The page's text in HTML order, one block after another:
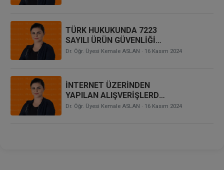
SORUMLULUĞU
TÜRK HUKUKUNDA 7223
SAYILI ÜRÜN GÜVENLİĞİ
VE TEKNİK
ÜRETİCİNİN
SORUMLULUKTAN
KURTULUŞ SEBEPLERİNİN
DEĞERLENDİRİLMESİ
Dr. Öğr. Üyesi Kemale ASLAN · 16 Kasım 2024
İNTERNET ÜZERİNDEN
YAPILAN ALIŞVERİŞLERDE
TÜKETİCİNİN KORUNMASI
Dr. Öğr. Üyesi Kemale ASLAN · 16 Kasım 2024